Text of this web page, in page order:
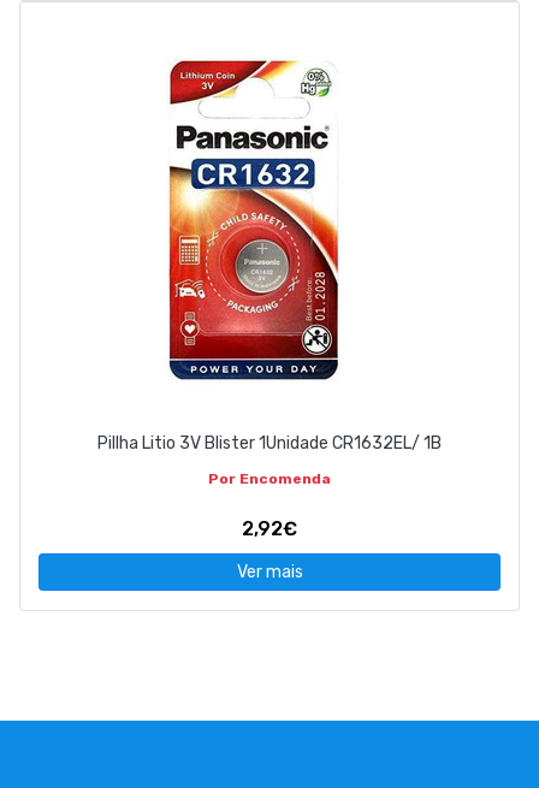
Pillha Litio 3V Blister 1Unidade CR1632EL/ 1B
Por Encomenda
2,92€
Ver mais